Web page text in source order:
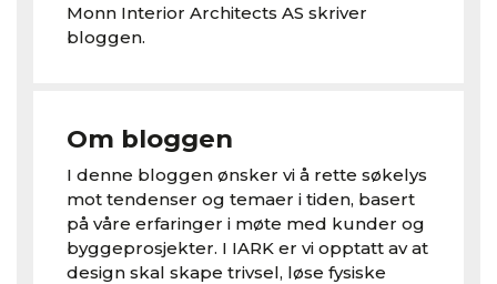
Monn Interior Architects AS skriver
bloggen.
Om bloggen
I denne bloggen ønsker vi å rette søkelys
mot tendenser og temaer i tiden, basert
på våre erfaringer i møte med kunder og
byggeprosjekter. I IARK er vi opptatt av at
design skal skape trivsel, løse fysiske